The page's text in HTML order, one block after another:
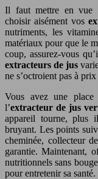
Il faut mettre en vue
choisir aisément vos
nutriments, les
matériaux pour que le
coup, assurez-vous
extracteurs de jus
ne s’octroient pas à prix
Vous avez une place
l’extracteur de jus
appareil tourne, plus
bruyant. Les points
cheminée, collecteur
garantie. Maintenant,
nutritionnels sans
pour entretenir sa santé.